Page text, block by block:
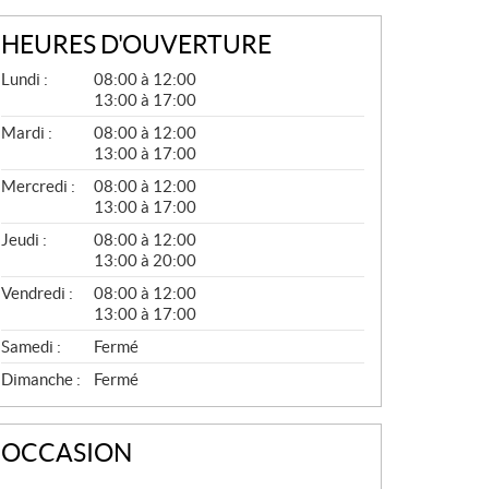
HEURES D'OUVERTURE
G
N
É
L
Lundi :
08:00 à 12:00
13:00 à 17:00
Mardi :
08:00 à 12:00
13:00 à 17:00
Mercredi :
08:00 à 12:00
13:00 à 17:00
Jeudi :
08:00 à 12:00
13:00 à 20:00
Vendredi :
08:00 à 12:00
13:00 à 17:00
Samedi :
Fermé
Dimanche :
Fermé
OCCASION